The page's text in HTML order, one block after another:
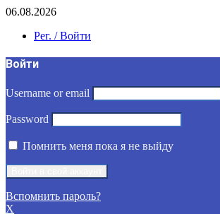
06.08.2026
Рег. / Войти
Войти
Username or email
Password
Помнить меня пока я не выйду
Вспомнить пароль?
X